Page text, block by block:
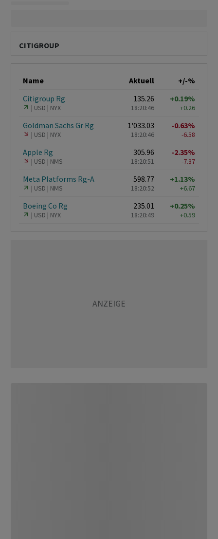
CITIGROUP
Name Aktuell
+/-%
Citigroup Rg
USD NYX
135.26
18:20:46
+0.19%
+0.26
Goldman Sachs Gr Rg
USD NYX
1'033.03
18:20:46
-0.63%
-6.58
Apple Rg
USD NMS
305.96
18:20:51
-2.35%
-7.37
Meta Platforms Rg-A
USD NMS
598.77
18:20:52
+1.13%
+6.67
Boeing Co Rg
USD NYX
235.01
18:20:49
+0.25%
+0.59